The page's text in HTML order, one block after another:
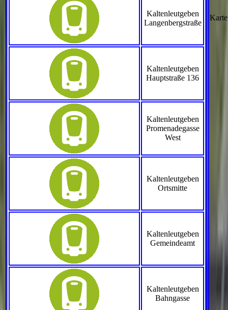
Kaltenleutgeben
Langenbergstraße
Kaltenleutgeben
Hauptstraße 136
Kaltenleutgeben
Promenadegasse
West
Kaltenleutgeben
Ortsmitte
Kaltenleutgeben
Gemeindeamt
Kaltenleutgeben
Bahngasse